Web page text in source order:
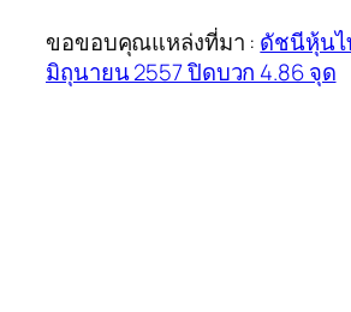
ขอขอบคุณแหล่งที่มา : ดัชนีหุ้นไ
มิถุนายน 2557 ปิดบวก 4.86 จุด